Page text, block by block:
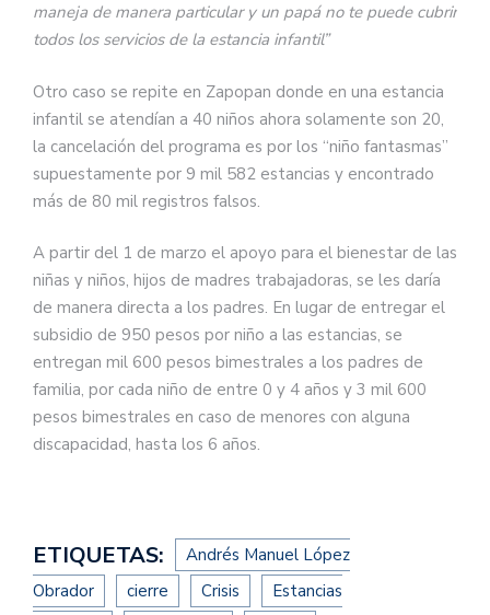
maneja de manera particular y un papá no te puede cubrir
todos los servicios de la estancia infantil”
Otro caso se repite en Zapopan donde en una estancia
infantil se atendían a 40 niños ahora solamente son 20,
la cancelación del programa es por los “niño fantasmas”
supuestamente por 9 mil 582 estancias y encontrado
más de 80 mil registros falsos.
A partir del 1 de marzo el apoyo para el bienestar de las
niñas y niños, hijos de madres trabajadoras, se les daría
de manera directa a los padres. En lugar de entregar el
subsidio de 950 pesos por niño a las estancias, se
entregan mil 600 pesos bimestrales a los padres de
familia, por cada niño de entre 0 y 4 años y 3 mil 600
pesos bimestrales en caso de menores con alguna
discapacidad, hasta los 6 años.
ETIQUETAS:
Andrés Manuel López
Obrador
cierre Crisis
Estancias